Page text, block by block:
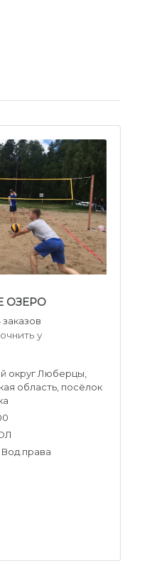
ОЗЕРО
заказов
у
округ Люберцы,
область, посёлок